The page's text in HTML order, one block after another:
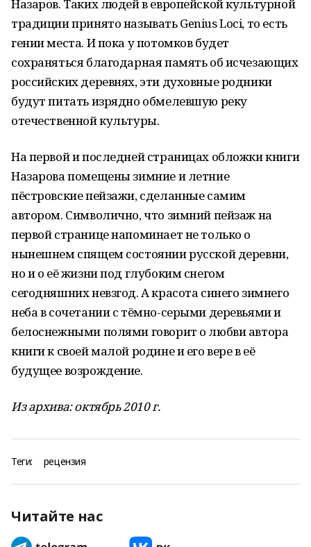
Назаров. Таких людей в европейской культурной
традиции принято называть Genius Loci, то есть
гении места. И пока у потомков будет
сохраняться благодарная память об исчезающих
российских деревнях, эти духовные родники
будут питать изрядно обмелевшую реку
отечественной культуры.
На первой и последней страницах обложки книги
Назарова помещены зимние и летние
пёстровские пейзажи, сделанные самим
автором. Символично, что зимний пейзаж на
первой странице напоминает не только о
нынешнем спящем состоянии русской деревни,
но и о её жизни под глубоким снегом
сегодняшних невзгод. А красота синего зимнего
неба в сочетании с тёмно-серыми деревьями и
белоснежными полями говорит о любви автора
книги к своей малой родине и его вере в её
будущее возрождение.
Из архива: октябрь 2010 г.
Теги: рецензия
Читайте нас